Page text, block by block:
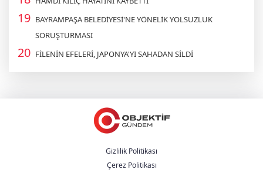
BAYRAMPAŞA BELEDİYESİ'NE YÖNELİK YOLSUZLUK
SORUŞTURMASI
FİLENİN EFELERİ, JAPONYA'YI SAHADAN SİLDİ
Gizlilik Politikası
Çerez Politikası